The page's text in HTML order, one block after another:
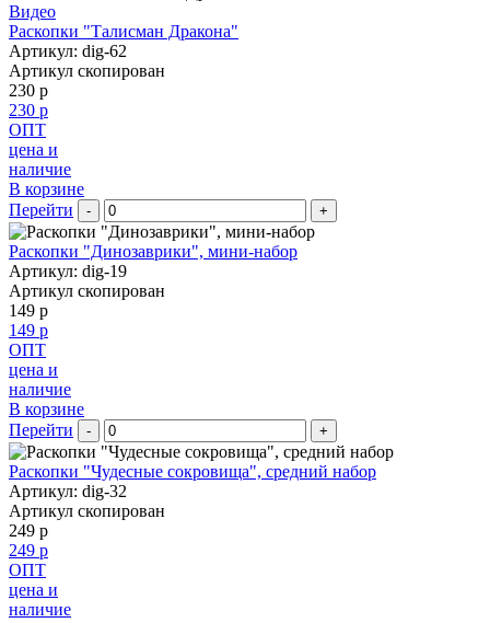
Видео
Раскопки "Талисман Дракона"
Артикул: dig-62
Артикул скопирован
230 р
230 р
ОПТ
цена и
наличие
В корзине
Перейти
- +
Раскопки "Динозаврики", мини-набор
Артикул: dig-19
Артикул скопирован
149 р
149 р
ОПТ
цена и
наличие
В корзине
Перейти
- +
Раскопки "Чудесные сокровища", средний набор
Артикул: dig-32
Артикул скопирован
249 р
249 р
ОПТ
цена и
наличие